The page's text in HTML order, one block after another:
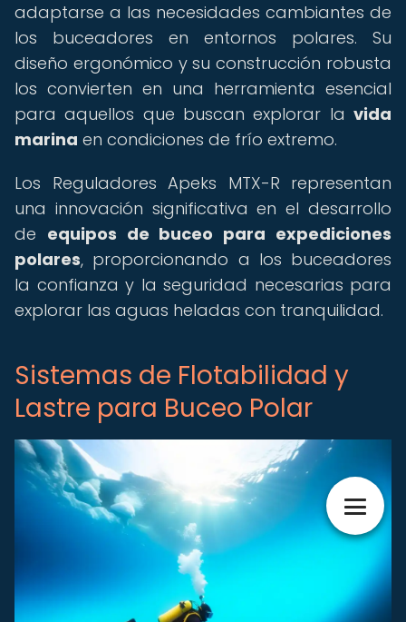
adaptarse a las necesidades cambiantes de
los buceadores en entornos polares. Su
diseño ergonómico y su construcción robusta
los convierten en una herramienta esencial
para aquellos que buscan explorar la vida
marina en condiciones de frío extremo.
Los Reguladores Apeks MTX-R representan
una innovación significativa en el desarrollo
de equipos de buceo para expediciones
polares, proporcionando a los buceadores
la confianza y la seguridad necesarias para
explorar las aguas heladas con tranquilidad.
Sistemas de Flotabilidad y
Lastre para Buceo Polar